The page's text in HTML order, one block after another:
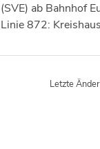
(SVE) ab Bahnhof
Linie 872:
Letzte